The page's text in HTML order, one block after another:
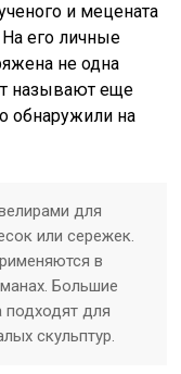
и мецената
его личные
не одна
называют еще
обнаружили на
для
или сережек.
в
Большие
подходят для
скульптур.